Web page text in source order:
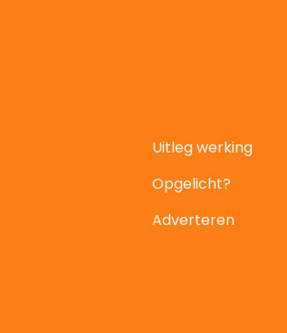
Uitleg werking
Opgelicht?
Adverteren